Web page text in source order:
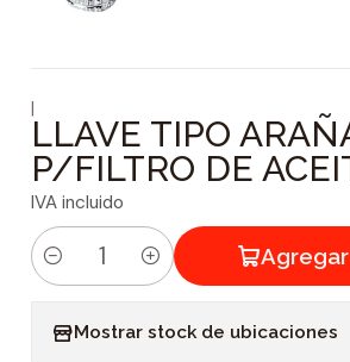
|
LLAVE TIPO
P/FILTRO DE
IVA incluido
C
Mostrar stock de ubicaciones